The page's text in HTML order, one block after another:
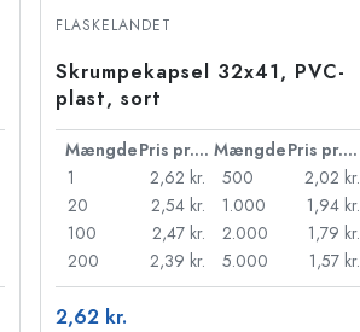
FLASKELANDET
Skrumpekapsel 32x41, PVC-
plast, sort
Mængde Pris pr. stk. Mængde
Pris pr. stk.
1
2,62 kr.
20
2,54 kr.
100
2,47 kr.
200
2,39 kr.
500
2,02 kr.
1.000
1,94 kr.
2.000
1,79 kr.
5.000
1,57 kr.
2,62 kr.